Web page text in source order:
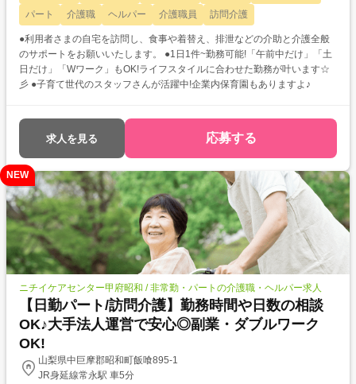
パート
介護職 ヘルパー 介護職員 訪問介護
●利用者さまの自宅を訪問し、食事や着替え、排泄などの介助と介護全般
のサポートをお願いいたします。 ●1日1件~勤務可能!「午前中だけ」「土
日だけ」「Wワーク」もOK!ライフスタイルに合わせた勤務が叶います☆
彡 ●子育て世代のスタッフさんが活躍中!企業内保育園もありますよ♪
求人を見る 応募する
NEW
ニチイケアセンター甲府昭和 / 非常勤・パートの介護職・ヘルパー求人
【日勤パート/訪問介護】勤務時間や日数の相談
OK♪大手法人運営で安心◎副業・ダブルワーク
OK!
山梨県中巨摩郡昭和町飯喰895-1
JR身延線常永駅 車5分